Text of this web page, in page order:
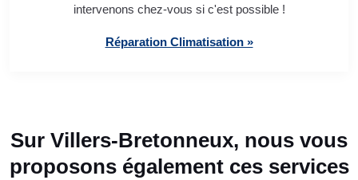
intervenons chez-vous si c'est possible !
Réparation Climatisation »
Sur Villers-Bretonneux, nous vous
proposons également ces services